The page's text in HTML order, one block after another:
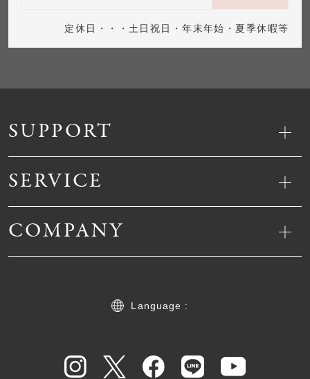
SUPPORT
SERVICE
COMPANY
Language :
定休日・・・土日祝日・年末年始・夏季休暇等